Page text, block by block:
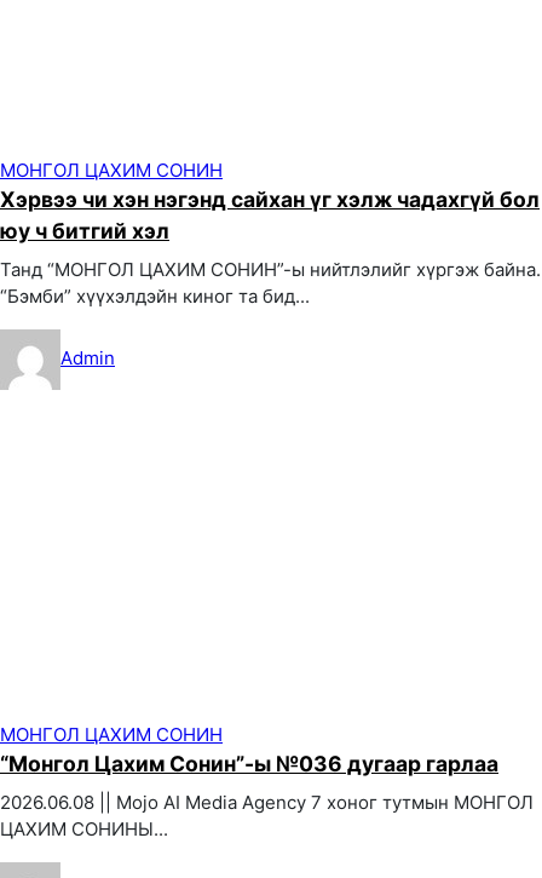
МОНГОЛ ЦАХИМ СОНИН
Хэрвээ чи хэн нэгэнд сайхан үг хэлж чадахгүй бол
юу ч битгий хэл
Танд “МОНГОЛ ЦАХИМ СОНИН”-ы нийтлэлийг хүргэж байна.
“Бэмби” хүүхэлдэйн киног та бид...
Admin
МОНГОЛ ЦАХИМ СОНИН
“Монгол Цахим Сонин”-ы №036 дугаар гарлаа
2026.06.08 || Mojo AI Media Agency 7 хоног тутмын МОНГОЛ
ЦАХИМ СОНИНЫ...